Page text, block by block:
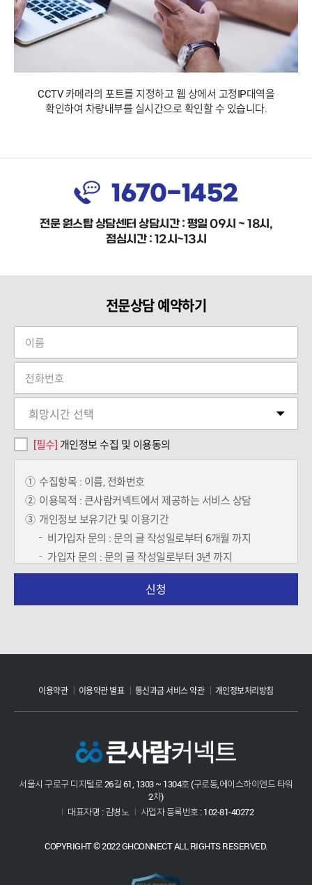
CCTV 카메라의 포트를 지정하고 웹 상에서 고정IP대역을
확인하여 차량내부를 실시간으로 확인할 수 있습니다.
1670-1452
전문 원스탑 상담센터 상담시간 : 평일 09시 ~ 18시,
점심시간 : 12시~13시
전문상담 예약하기
신청
[필수] 개인정보 수집 및 이용동의
① 수집항목 : 이름, 전화번호
② 이용목적 : 큰사람커넥트에서 제공하는 서비스 상담
③ 개인정보 보유기간 및 이용기간
비가입자 문의 : 문의 글 작성일로부터 6개월 까지
가입자 문의 : 문의 글 작성일로부터 3년 까지
※ 동의 거부권 및 미 동의에 대한 불이익 안내
이용약관 이용약관 별표 통신과금 서비스 약관 개인정보처리방침
서울시 구로구 디지털로 26길 61, 1303 ~ 1304호 (구로동,에이스하이엔드 타워
2차)
대표자명 : 김병노
사업자 등록번호 : 102-81-40272
COPYRIGHT © 2022 GHCONNECT ALL RIGHTS RESERVED.